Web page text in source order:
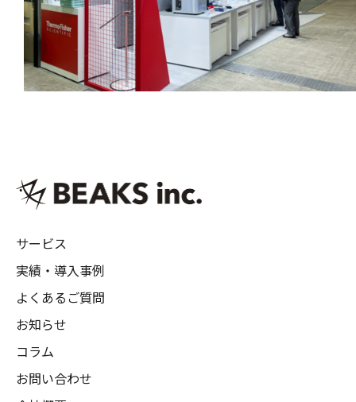
サービス
実績・導入事例
よくあるご質問
お知らせ
コラム
お問い合わせ